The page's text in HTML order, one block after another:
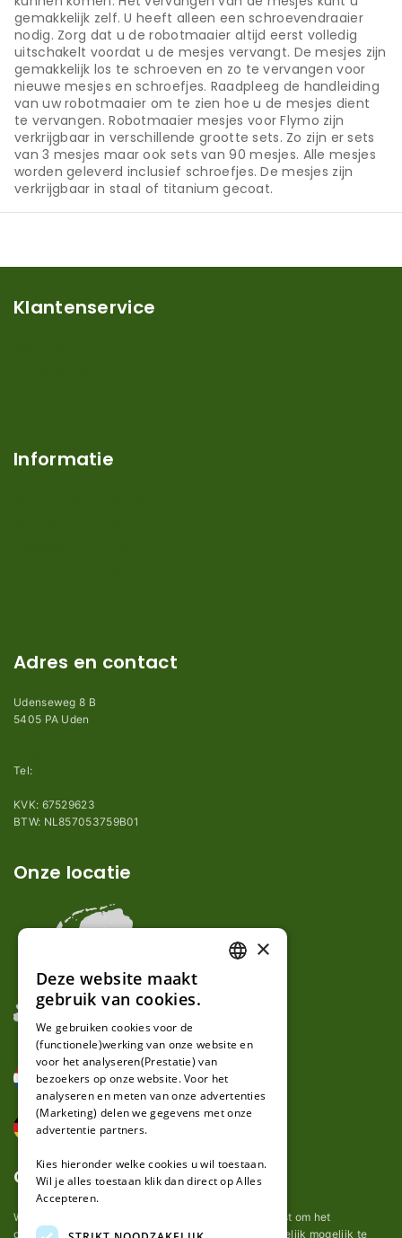
gemakkelijk zelf. U heeft alleen een schroevendraaier
nodig. Zorg dat u de robotmaaier altijd eerst volledig
uitschakelt voordat u de mesjes vervangt. De mesjes zijn
gemakkelijk los te schroeven en zo te vervangen voor
nieuwe mesjes en schroefjes. Raadpleeg de handleiding
van uw robotmaaier om te zien hoe u de mesjes dient
te vervangen. Robotmaaier mesjes voor Flymo zijn
verkrijgbaar in verschillende grootte sets. Zo zijn er sets
van 3 mesjes maar ook sets van 90 mesjes. Alle mesjes
worden geleverd inclusief schroefjes. De mesjes zijn
verkrijgbaar in staal of titanium gecoat.
Klantenservice
Informatie
Adres en contact
Udenseweg 8 B
5405 PA Uden
Tel:
KVK: 67529623
BTW: NL857053759B01
Onze locatie
Over ons
Wij van robotmaaier-mesjes.nl doen ons uiterste best om het
onderhoud van robot grasmaaier mesjes zo gemakkelijk mogelijk te
GERMAN
×
Deze website maakt
gebruik van cookies.
We gebruiken cookies voor de
(functionele)werking van onze website en
voor het analyseren(Prestatie) van
bezoekers op onze website. Voor het
analyseren en meten van onze advertenties
(Marketing) delen we gegevens met onze
advertentie partners.
Kies hieronder welke cookies u wil toestaan.
Wil je alles toestaan klik dan direct op Alles
Accepteren.